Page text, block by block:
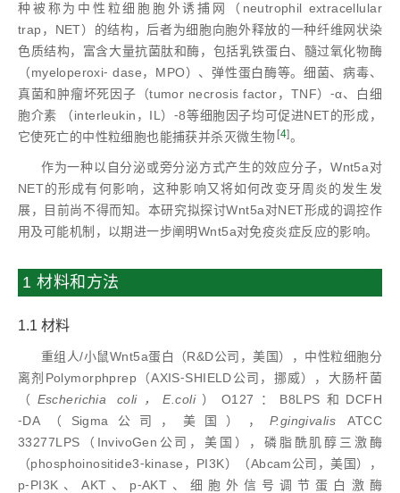
种被称为中性粒细胞胞外诱捕网（neutrophil extracellular
trap，NET）的结构，后者为细胞向胞外释放的一种纤维网状染
色质结构，富含大量抗菌肽和酶，包括乳铁蛋白、髓过氧化物酶
（myeloperoxi⁃ dase，MPO）、弹性蛋白酶等。细菌、病毒、
真菌和肿瘤坏死因子（tumor necrosis factor，TNF）⁃α、白细
胞介素 （interleukin，IL）⁃8等细胞因子均可促进NET的形成，
它使死亡的中性粒细胞也能捕获并杀灭微生物 [4]。
作为一种以自分泌或旁分泌方式产生的效应分子，Wnt5a对
NET的形成有何影响，这种影响又将如何改变牙周炎的发生发
展，目前尚不得而知。本研究拟探讨Wnt5a对NET形成的调控作
用及可能机制，以期进一步阐明Wnt5a对免疫炎症反应的影响。
1 材料和方法
1.1 材料
重组人/小鼠Wnt5a蛋白（R&D公司，美国），中性粒细胞分
离剂Polymorphprep（AXIS⁃SHIELD公司，挪威），大肠杆菌
（ Escherichia coli，E.coli）O127：B8LPS和DCFH
⁃DA（Sigma公司，美国）， P.gingivalisATCC
33277LPS（InvivoGen公司，美国），磷脂酰肌醇三激酶
（phosphoinositide3⁃kinase，PI3K）（Abcam公司，美国），
p⁃PI3K、AKT、p⁃AKT、细胞外信号调节蛋白激酶